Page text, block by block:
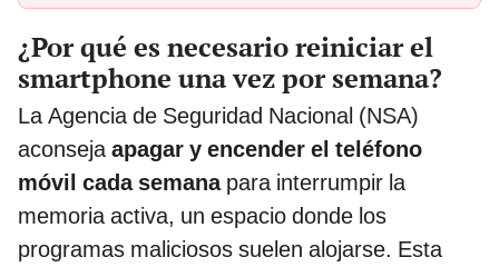
¿Por qué es necesario reiniciar el
smartphone una vez por semana?
La Agencia de Seguridad Nacional (NSA)
aconsejaapagar y encender el teléfono
móvil cada semanapara interrumpir la
memoria activa, un espacio donde los
programas maliciosos suelen alojarse. Esta